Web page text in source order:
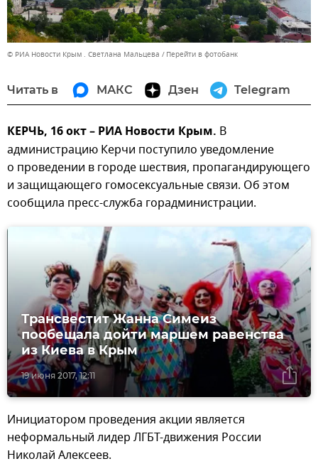
© РИА Новости Крым . Светлана Мальцева Перейти в фотобанк
Читать в МАКС Дзен Telegram
КЕРЧЬ, 16 окт – РИА Новости Крым. В
администрацию Керчи поступило уведомление
о проведении в городе шествия, пропагандирующего
и защищающего гомосексуальные связи. Об этом
сообщила пресс-служба горадминистрации.
19 июня 2017, 12:11
Трансвестит Жанна Симеиз
пообещала дойти маршем равенства
из Киева в Крым
Инициатором проведения акции является
неформальный лидер ЛГБТ-движения России
Николай Алексеев.